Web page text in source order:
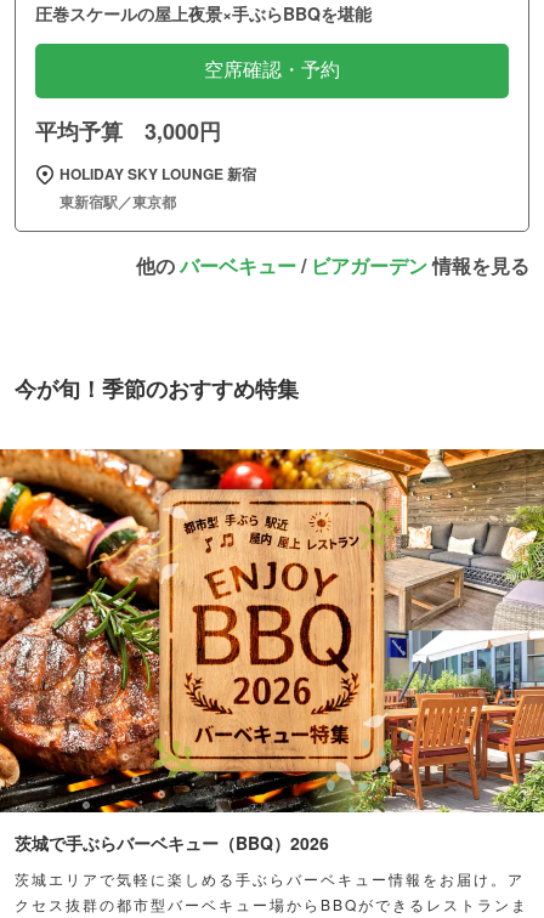
圧巻スケールの屋上夜景×手ぶらBBQを堪能
空席確認・予約
平均予算 3,000円
HOLIDAY SKY LOUNGE 新宿
東新宿駅／東京都
他のバーベキュー/ ビアガーデン情報を見る
今が旬！季節のおすすめ特集
茨城で手ぶらバーベキュー（BBQ）2026
茨城エリアで気軽に楽しめる手ぶらバーベキュー情報をお届け。ア
クセス抜群の都市型バーベキュー場からBBQができるレストランま